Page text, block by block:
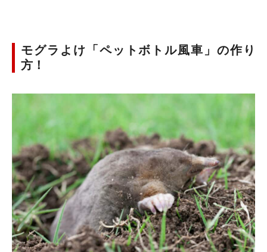
モグラよけ「ペットボトル風車」の作り
方！